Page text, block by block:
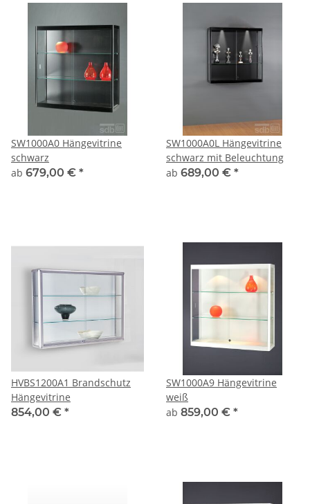
SW1000A0 Hängevitrine
schwarz
ab 679,00 € *
SW1000A0L Hängevitrine
schwarz mit Beleuchtung
ab 689,00 € *
HVBS1200A1 Brandschutz
Hängevitrine
854,00 € *
SW1000A9 Hängevitrine
weiß
ab 859,00 € *